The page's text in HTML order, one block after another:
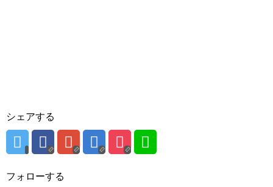
シェアする
フォローする